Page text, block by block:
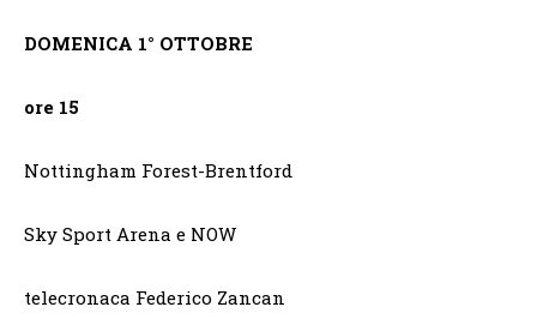
DOMENICA 1° OTTOBRE
ore 15
Nottingham Forest-Brentford
Sky Sport Arena e NOW
telecronaca Federico Zancan